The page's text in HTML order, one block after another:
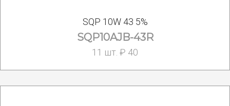
SQP 10W 43 5%
SQP10AJB-43R
11 шт. ₽ 40